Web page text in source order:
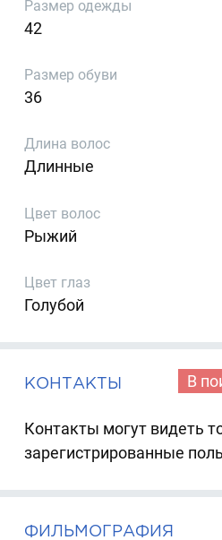
Размер одежды
42
Размер обуви
36
Длина волос
Длинные
Цвет волос
Рыжий
Цвет глаз
Голубой
КОНТАКТЫ В
Контакты могут видеть
зарегистрированные
ФИЛЬМОГРАФИЯ